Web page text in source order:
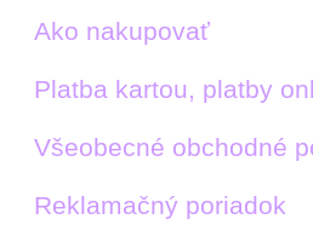
Ako nakupovať
Platba kartou, platby
Všeobecné obchodné
Reklamačný poriadok